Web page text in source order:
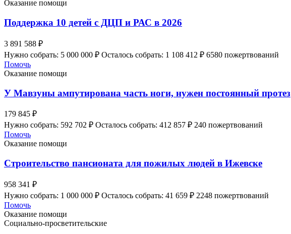
Оказание помощи
Поддержка 10 детей с ДЦП и РАС в 2026
3 891 588 ₽
Нужно собрать: 5 000 000 ₽ Осталось собрать: 1 108 412 ₽ 6580 пожертвований
Помочь
Оказание помощи
У Мавзуны ампутирована часть ноги, нужен постоянный протез
179 845 ₽
Нужно собрать: 592 702 ₽ Осталось собрать: 412 857 ₽ 240 пожертвований
Помочь
Оказание помощи
Строительство пансионата для пожилых людей в Ижевске
958 341 ₽
Нужно собрать: 1 000 000 ₽ Осталось собрать: 41 659 ₽ 2248 пожертвований
Помочь
Оказание помощи
Социально-просветительские